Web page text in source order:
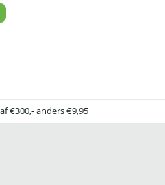
€300,- anders €9,95